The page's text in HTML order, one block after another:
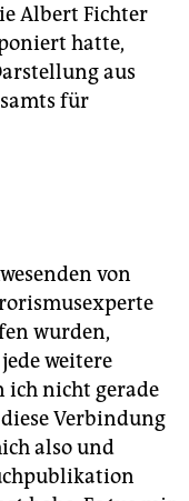
Albert Fichter
hatte,
aus
für
von
wurden,
weitere
ich nicht gerade
Verbindung
also und